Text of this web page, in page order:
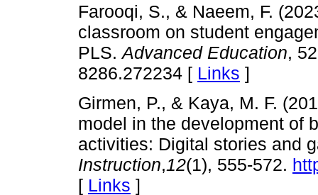
Farooqi, S., & Naeem, F.
classroom on student
PLS.Advanced Education,
8286.272234 [ Links ]
Girmen, P., & Kaya, M. F.
model in the development of
activities: Digital stories and
Instruction,12(1), 555-572.
[ Links ]